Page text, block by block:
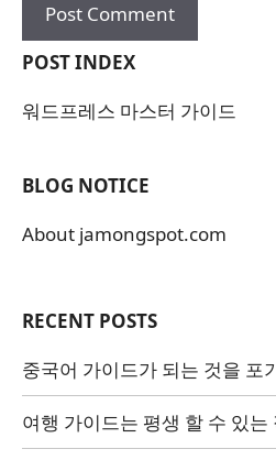
POST INDEX
워드프레스 마스터 가이드
BLOG NOTICE
About jamongspot.com
RECENT POSTS
중국어 가이드가 되는 것을 포
여행 가이드는 평생 할 수 있는